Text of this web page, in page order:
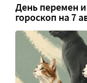
День перемен
гороскоп на 7